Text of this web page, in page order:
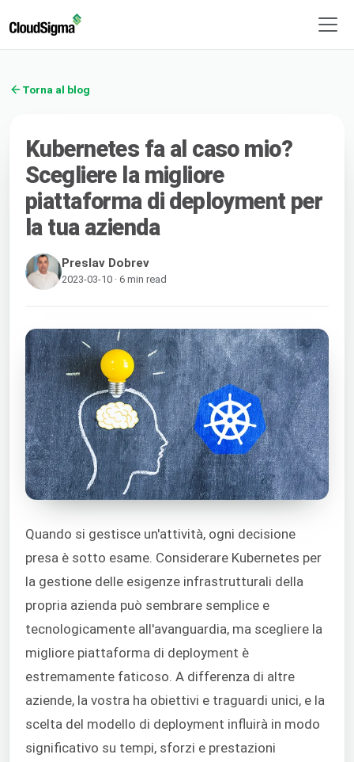
Torna al blog
Kubernetes fa al caso mio?
Scegliere la migliore
piattaforma di deployment per
la tua azienda
Preslav Dobrev
2023-03-10 · 6 min read
Quando si gestisce un'attività, ogni decisione
presa è sotto esame. Considerare Kubernetes per
la gestione delle esigenze infrastrutturali della
propria azienda può sembrare semplice e
tecnologicamente all'avanguardia, ma scegliere la
migliore piattaforma di deployment è
estremamente faticoso. A differenza di altre
aziende, la vostra ha obiettivi e traguardi unici, e la
scelta del modello di deployment influirà in modo
significativo su tempi, sforzi e prestazioni